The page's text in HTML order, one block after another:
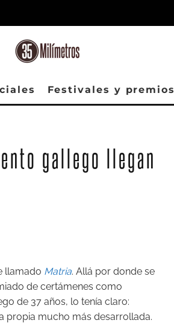
Festivales y premios
gallego llegan
llamado Matria. Allá por donde se
de certámenes como
de 37 años, lo tenía claro:
propia mucho más desarrollada.